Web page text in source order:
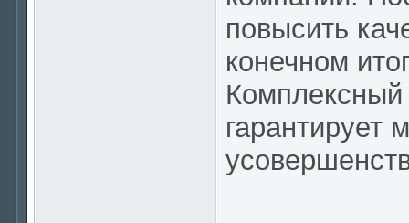
повысить
конечном
Комплексный
гарантирует